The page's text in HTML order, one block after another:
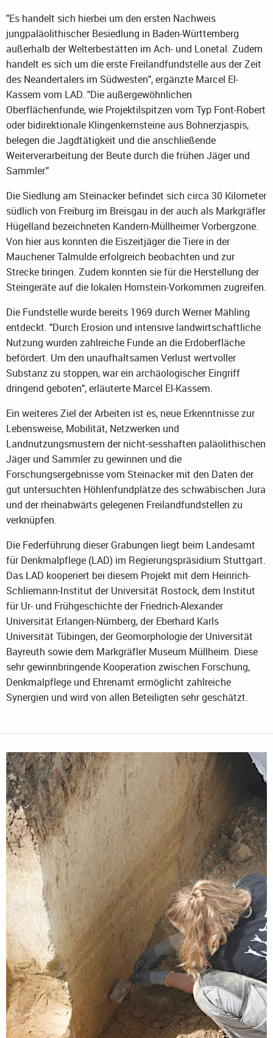
"Es handelt sich hierbei um den ersten Nachweis
jungpaläolithischer Besiedlung in Baden-Württemberg
außerhalb der Welterbestätten im Ach- und Lonetal. Zudem
handelt es sich um die erste Freilandfundstelle aus der Zeit
des Neandertalers im Südwesten", ergänzte Marcel El-
Kassem vom LAD. "Die außergewöhnlichen
Oberflächenfunde, wie Projektilspitzen vom Typ Font-Robert
oder bidirektionale Klingenkernsteine aus Bohnerzjaspis,
belegen die Jagdtätigkeit und die anschließende
Weiterverarbeitung der Beute durch die frühen Jäger und
Sammler."
Die Siedlung am Steinacker befindet sich circa 30 Kilometer
südlich von Freiburg im Breisgau in der auch als Markgräfler
Hügelland bezeichneten Kandern-Müllheimer Vorbergzone.
Von hier aus konnten die Eiszeitjäger die Tiere in der
Mauchener Talmulde erfolgreich beobachten und zur
Strecke bringen. Zudem konnten sie für die Herstellung der
Steingeräte auf die lokalen Hornstein-Vorkommen zugreifen.
Die Fundstelle wurde bereits 1969 durch Werner Mähling
entdeckt. "Durch Erosion und intensive landwirtschaftliche
Nutzung wurden zahlreiche Funde an die Erdoberfläche
befördert. Um den unaufhaltsamen Verlust wertvoller
Substanz zu stoppen, war ein archäologischer Eingriff
dringend geboten", erläuterte Marcel El-Kassem.
Ein weiteres Ziel der Arbeiten ist es, neue Erkenntnisse zur
Lebensweise, Mobilität, Netzwerken und
Landnutzungsmustern der nicht-sesshaften paläolithischen
Jäger und Sammler zu gewinnen und die
Forschungsergebnisse vom Steinacker mit den Daten der
gut untersuchten Höhlenfundplätze des schwäbischen Jura
und der rheinabwärts gelegenen Freilandfundstellen zu
verknüpfen.
Die Federführung dieser Grabungen liegt beim Landesamt
für Denkmalpflege (LAD) im Regierungspräsidium Stuttgart.
Das LAD kooperiert bei diesem Projekt mit dem Heinrich-
Schliemann-Institut der Universität Rostock, dem Institut
für Ur- und Frühgeschichte der Friedrich-Alexander
Universität Erlangen-Nürnberg, der Eberhard Karls
Universität Tübingen, der Geomorphologie der Universität
Bayreuth sowie dem Markgräfler Museum Müllheim. Diese
sehr gewinnbringende Kooperation zwischen Forschung,
Denkmalpflege und Ehrenamt ermöglicht zahlreiche
Synergien und wird von allen Beteiligten sehr geschätzt.